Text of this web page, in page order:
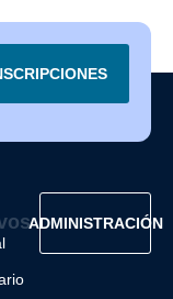
ADMINISTRACIÓN